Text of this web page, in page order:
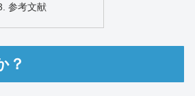
参考文献
？